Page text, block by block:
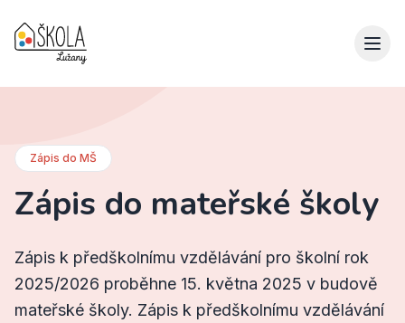
Zápis do MŠ
Zápis do mateřské školy
Zápis k předškolnímu vzdělávání pro školní rok
2025/2026 proběhne 15. května 2025 v budově
mateřské školy. Zápis k předškolnímu vzdělávání